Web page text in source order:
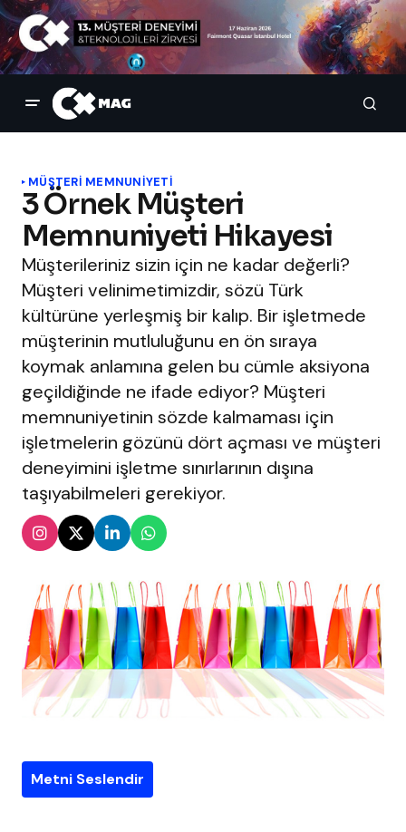
MÜŞTERI MEMNUNIYETI
3 Örnek Müşteri
Memnuniyeti Hikayesi
Müşterileriniz sizin için ne kadar değerli?
Müşteri velinimetimizdir, sözü Türk
kültürüne yerleşmiş bir kalıp. Bir işletmede
müşterinin mutluluğunu en ön sıraya
koymak anlamına gelen bu cümle aksiyona
geçildiğinde ne ifade ediyor? Müşteri
memnuniyetinin sözde kalmaması için
işletmelerin gözünü dört açması ve müşteri
deneyimini işletme sınırlarının dışına
taşıyabilmeleri gerekiyor.
Metni Seslendir